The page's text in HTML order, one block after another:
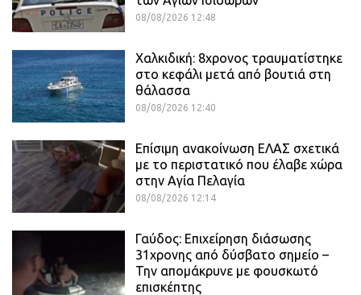
08/08/2026 12:48
Χαλκιδική: 8χρονος τραυματίστηκε
στο κεφάλι μετά από βουτιά στη
θάλασσα
08/08/2026 12:40
Επίσιμη ανακοίνωση ΕΛΑΣ σχετικά
με το περιστατικό που έλαβε χώρα
στην Αγία Πελαγία
08/08/2026 12:14
Γαύδος: Επιχείρηση διάσωσης
31χρονης από δύσβατο σημείο –
Την απομάκρυνε με φουσκωτό
επισκέπτης